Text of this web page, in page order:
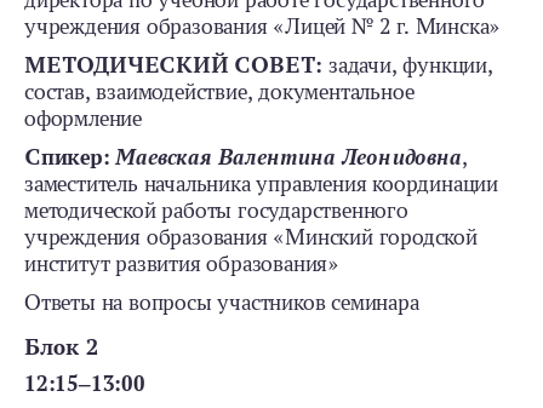
учреждения образования «Лицей № 2 г. Минска»
МЕТОДИЧЕСКИЙ СОВЕТ: задачи, функции,
состав, взаимодействие, документальное
оформление
Спикер: Маевская Валентина Леонидовна,
заместитель начальника управления координации
методической работы государственного
учреждения образования «Минский городской
институт развития образования»
Ответы на вопросы участников семинара
Блок 2
12:15‒13:00